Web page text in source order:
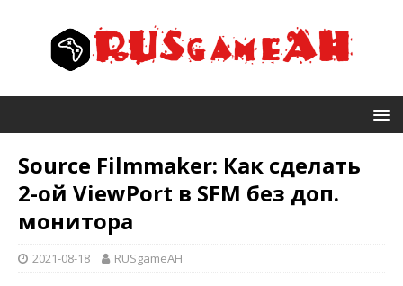
Source Filmmaker: Как сделать
2-ой ViewPort в SFM без доп.
монитора
2021-08-18 RUSgameAH